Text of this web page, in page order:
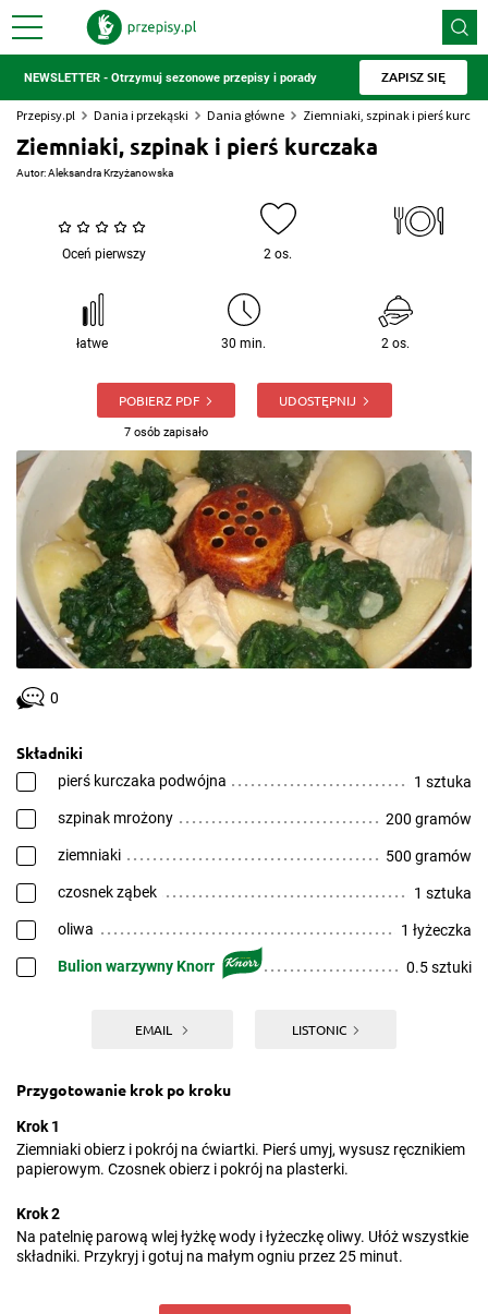
NEWSLETTER - Otrzymuj sezonowe przepisy i porady ZAPISZ SIĘ
Przepisy.pl Dania i przekąski Dania główne Ziemniaki, szpinak i pierś
Ziemniaki, szpinak i pierś kurczaka
Autor:Aleksandra Krzyżanowska
Oceń pierwszy 2 os.
łatwe 30 min. 2 os.
POBIERZ PDF
7 osób zapisało
UDOSTĘPNIJ
0
Składniki
pierś kurczaka podwójna 1 sztuka
szpinak mrożony 200 gramów
ziemniaki 500 gramów
czosnek ząbek 1 sztuka
oliwa 1 łyżeczka
Bulion warzywny Knorr 0.5 sztuki
EMAIL LISTONIC
Przygotowanie krok po kroku
Krok 1
Ziemniaki obierz i pokrój na ćwiartki. Pierś umyj, wysusz ręcznikiem
papierowym. Czosnek obierz i pokrój na plasterki.
Krok 2
Na patelnię parową wlej łyżkę wody i łyżeczkę oliwy. Ułóż wszystkie
składniki. Przykryj i gotuj na małym ogniu przez 25 minut.